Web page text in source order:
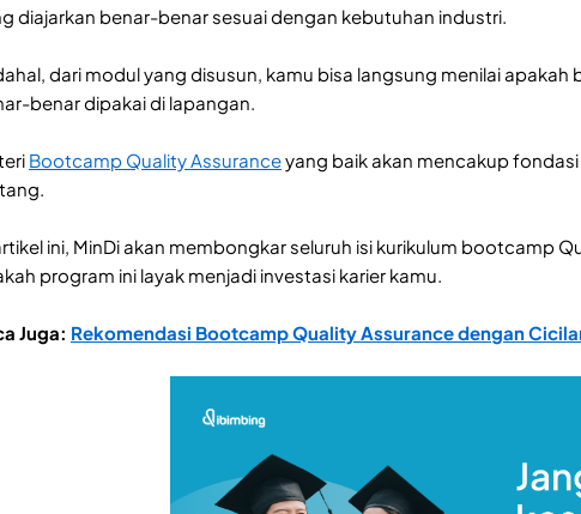
diajarkan benar-benar sesuai dengan kebutuhan industri.
dari modul yang disusun, kamu bisa langsung menilai
benar dipakai di lapangan.
Bootcamp Quality Assuranceyang baik akan mencakup
ini, MinDi akan membongkar seluruh isi kurikulum bootcamp
program ini layak menjadi investasi karier kamu.
Juga: Rekomendasi Bootcamp Quality Assurance dengan